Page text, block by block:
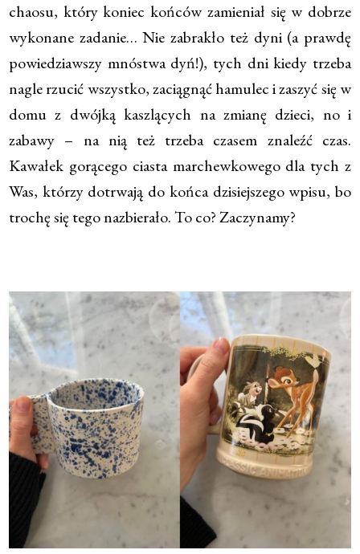
chaosu, który koniec końców zamieniał się w dobrze
wykonane zadanie… Nie zabrakło też dyni (a prawdę
powiedziawszy mnóstwa dyń!), tych dni kiedy trzeba
nagle rzucić wszystko, zaciągnąć hamulec i zaszyć się w
domu z dwójką kaszlących na zmianę dzieci, no i
zabawy – na nią też trzeba czasem znaleźć czas.
Kawałek gorącego ciasta marchewkowego dla tych z
Was, którzy dotrwają do końca dzisiejszego wpisu, bo
trochę się tego nazbierało. To co? Zaczynamy?